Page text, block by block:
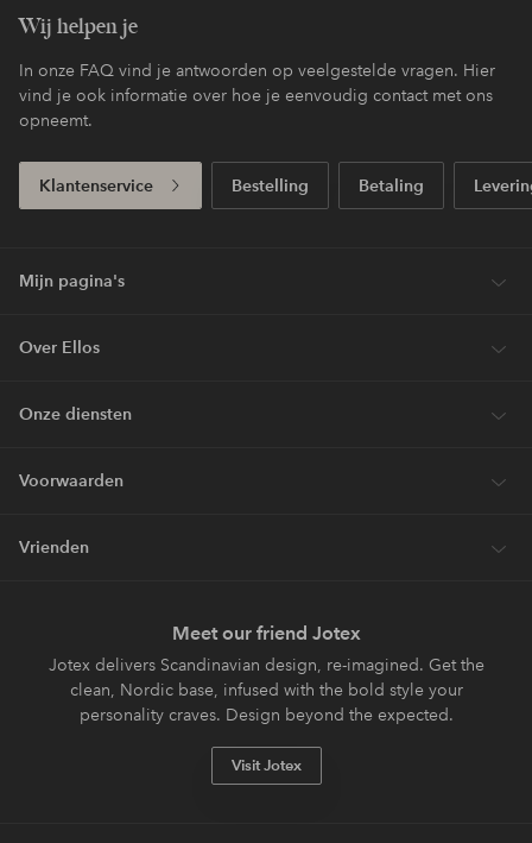
Wij helpen je
In onze FAQ vind je antwoorden op veelgestelde vragen. Hier
vind je ook informatie over hoe je eenvoudig contact met ons
opneemt.
Klantenservice Bestelling Betaling
Mijn pagina's
Over Ellos
Onze diensten
Voorwaarden
Vrienden
Meet our friend Jotex
Jotex delivers Scandinavian design, re-imagined. Get the
clean, Nordic base, infused with the bold style your
personality craves. Design beyond the expected.
Visit Jotex